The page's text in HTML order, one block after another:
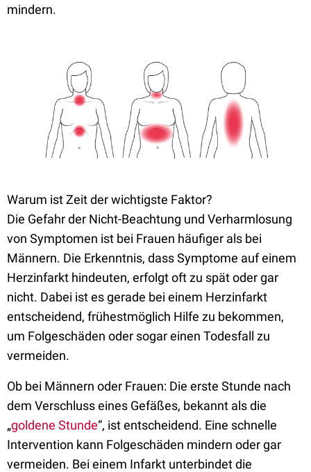
mindern.
Warum ist Zeit der wichtigste Faktor?
Die Gefahr der Nicht-Beachtung und Verharmlosung
von Symptomen ist bei Frauen häufiger als bei
Männern. Die Erkenntnis, dass Symptome auf einem
Herzinfarkt hindeuten, erfolgt oft zu spät oder gar
nicht. Dabei ist es gerade bei einem Herzinfarkt
entscheidend, frühestmöglich Hilfe zu bekommen,
um Folgeschäden oder sogar einen Todesfall zu
vermeiden.
Ob bei Männern oder Frauen: Die erste Stunde nach
dem Verschluss eines Gefäßes, bekannt als die
„goldene Stunde“, ist entscheidend. Eine schnelle
Intervention kann Folgeschäden mindern oder gar
vermeiden. Bei einem Infarkt unterbindet die